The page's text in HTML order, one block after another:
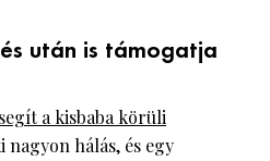
után is támogatja
segít a kisbaba körüli
nagyon hálás, és egy